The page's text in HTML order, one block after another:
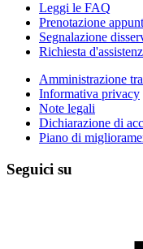
Leggi le FAQ
Prenotazione
Segnalazione
Richiesta
Amministrazione
Informativa privacy
Note legali
Dichiarazione di
Piano di
Seguici su